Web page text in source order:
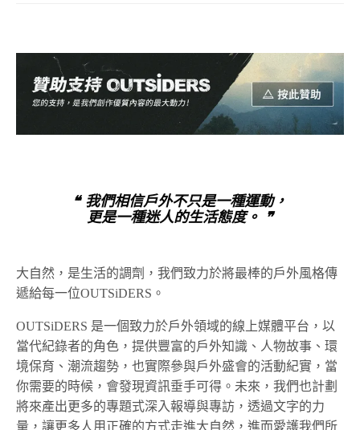
❝ 我們相信戶外不只是一種運動，
更是一種迷人的生活態度。 ❞
大自然，是生活的調劑，我們致力於將最棒的戶外風格傳
遞給每一位OUTSiDERS。
OUTSiDERS 是一個致力於戶外領域的線上媒體平台，以
當代紀錄者的角色，提供豐富的戶外知識、人物故事、環
境保育、潮流趨勢，也實際參與戶外盛會的活動紀實，當
你需要的時候，會發現資訊垂手可得。未來，我們也計劃
將來產出更多的專題式深入報導與專訪，透過文字的力
量，讓更多人用正確的方式走進大自然，進而愛護我們所